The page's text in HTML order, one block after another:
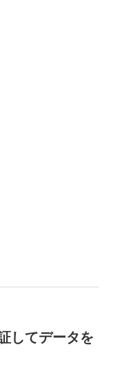
してデータを